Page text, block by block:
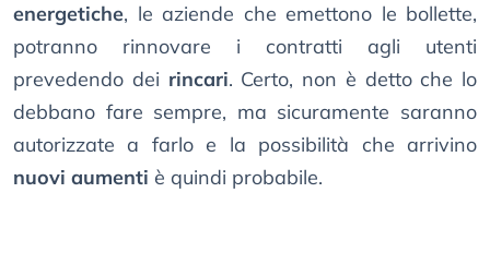
energetiche, le aziende che emettono le bollette,
potranno rinnovare i contratti agli utenti
prevedendo dei rincari. Certo, non è detto che lo
debbano fare sempre, ma sicuramente saranno
autorizzate a farlo e la possibilità che arrivino
nuovi aumenti è quindi probabile.